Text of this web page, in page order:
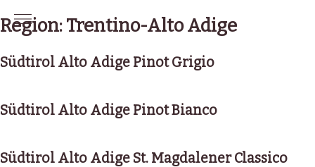
to
content
Region:Trentino-Alto Adige
Südtirol Alto Adige Pinot Grigio
Südtirol Alto Adige Pinot Bianco
Südtirol Alto Adige St. Magdalener Classico